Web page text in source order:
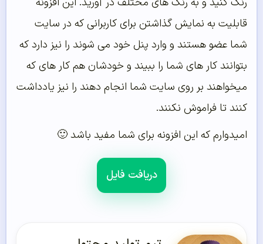
قابلیت به نمایش گذاشتن برای کاربرانی که در سایت
شما عضو هستند و وارد پنل خود می شوند را نیز دارد که
بتوانند کار های شما را ببیند و خودشان هم کار های که
میخواهند بر روی سایت شما انجام دهند را نیز یادداشت
کنند تا فراموش نکنند.
امیدوارم که این افزونه برای شما مفید باشد 🙂
دریافت فایل